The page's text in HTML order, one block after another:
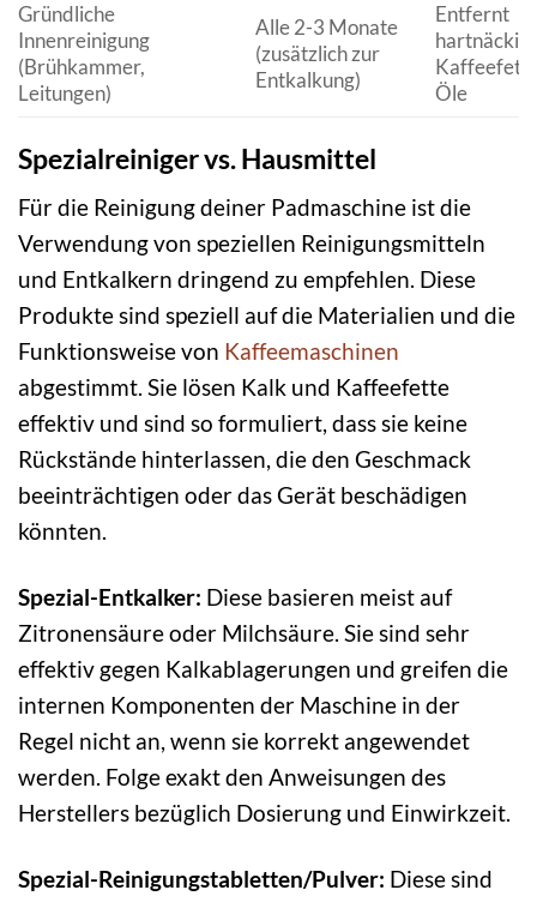
Gründliche
Innenreinigung
(Brühkammer,
Leitungen)
Alle 2-3 Monate
(zusätzlich zur
Entkalkung)
Entfernt
Öle
Spezialreiniger vs. Hausmittel
Für die Reinigung deiner Padmaschine ist die
Verwendung von speziellen Reinigungsmitteln
und Entkalkern dringend zu empfehlen. Diese
Produkte sind speziell auf die Materialien und die
Funktionsweise von Kaffeemaschinen
abgestimmt. Sie lösen Kalk und Kaffeefette
effektiv und sind so formuliert, dass sie keine
Rückstände hinterlassen, die den Geschmack
beeinträchtigen oder das Gerät beschädigen
könnten.
Spezial-Entkalker: Diese basieren meist auf
Zitronensäure oder Milchsäure. Sie sind sehr
effektiv gegen Kalkablagerungen und greifen die
internen Komponenten der Maschine in der
Regel nicht an, wenn sie korrekt angewendet
werden. Folge exakt den Anweisungen des
Herstellers bezüglich Dosierung und Einwirkzeit.
Spezial-Reinigungstabletten/Pulver: Diese sind